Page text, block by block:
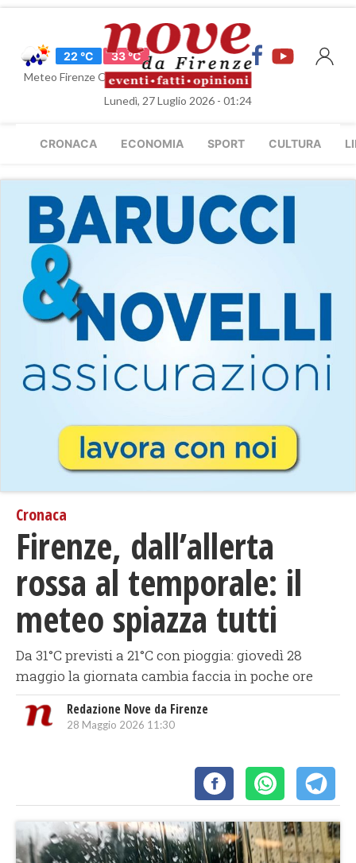
22 °C
33 °C
Meteo Firenze Oggi
Lunedì, 27 Luglio 2026 - 01:24
CRONACA ECONOMIA SPORT CULTURA
Cronaca
Firenze, dall’allerta
rossa al temporale: il
meteo spiazza tutti
Da 31°C previsti a 21°C con pioggia: giovedì 28
maggio la giornata cambia faccia in poche ore
Redazione Nove da Firenze
28 Maggio 2026 11:30